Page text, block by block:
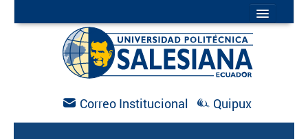
INICIO MAPA DEL SITIO DIRECTORIO AGENDA NOTICIAS
Correo Institucional Quipux